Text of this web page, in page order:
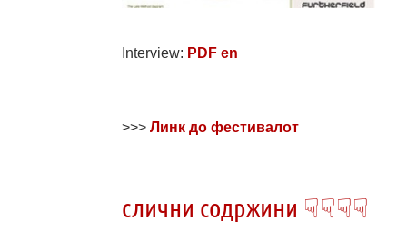
Interview: PDF en
>>>Линк до фестивалот
слични содржини ☟☟☟☟